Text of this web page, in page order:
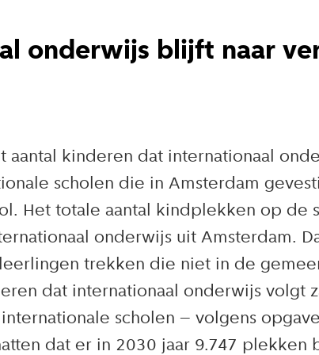
onderwijs blijft naar
aantal kinderen dat internationaal
scholen die in Amsterdam
Het totale aantal kindplekken op de
onderwijs uit Amsterdam.
trekken die niet in de
dat internationaal onderwijs volgt
scholen – volgens
dat er in 2030 jaar 9.747 plekken